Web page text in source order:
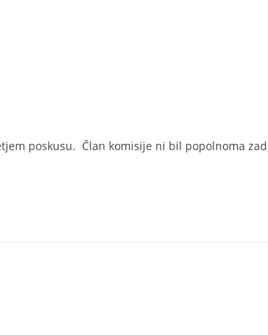
poskusu. Član komisije ni bil popolnoma